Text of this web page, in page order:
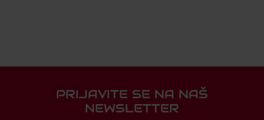
PRIJAVITE SE NA NAŠ
NEWSLETTER